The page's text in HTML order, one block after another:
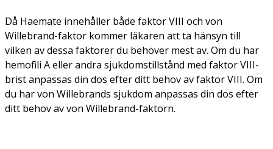
Då Haemate innehåller både faktor VIII och von
Willebrand-faktor kommer läkaren att ta hänsyn till
vilken av dessa faktorer du behöver mest av. Om du har
hemofili A eller andra sjukdomstillstånd med faktor VIII-
brist anpassas din dos efter ditt behov av faktor VIII. Om
du har von Willebrands sjukdom anpassas din dos efter
ditt behov av von Willebrand-faktorn.